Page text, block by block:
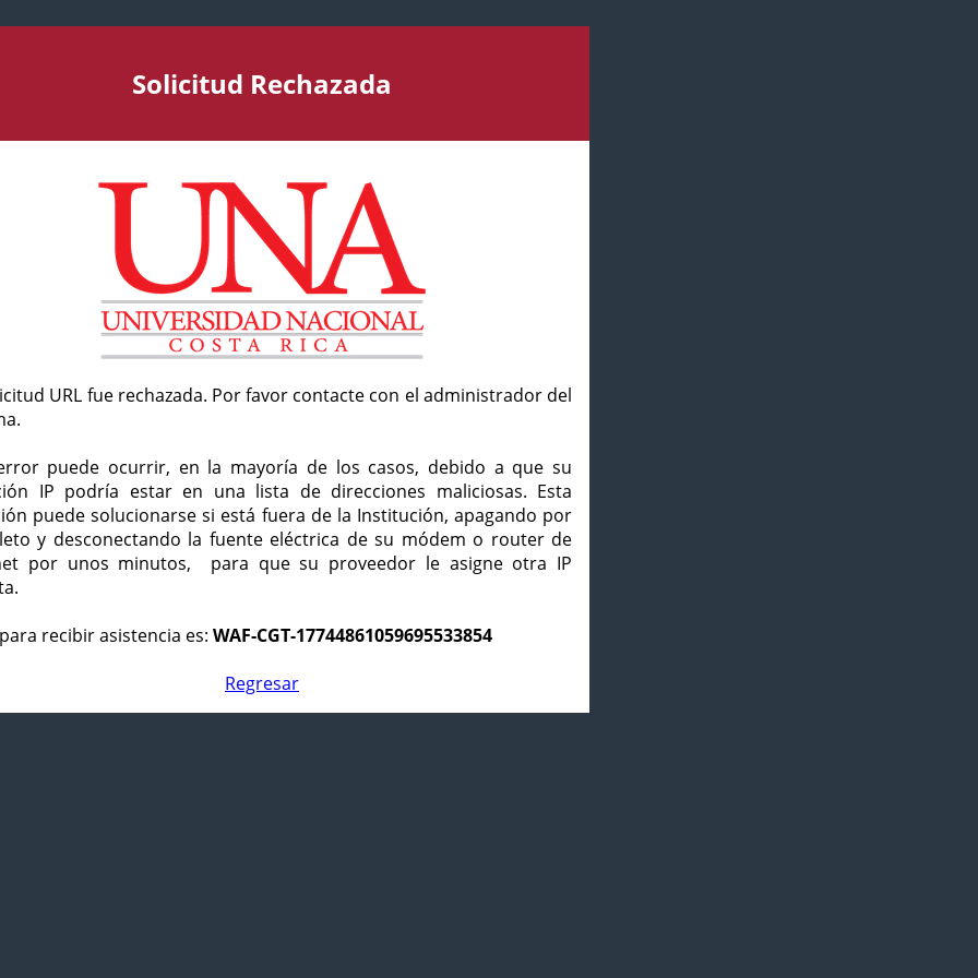
Solicitud Rechazada
URL fue rechazada. Por favor contacte con el administrador del
puede ocurrir, en la mayoría de los casos, debido a que su
IP podría estar en una lista de direcciones maliciosas. Esta
puede solucionarse si está fuera de la Institución, apagando por
y desconectando la fuente eléctrica de su módem o router de
por unos minutos, para que su proveedor le asigne otra IP
recibir asistencia es: WAF-CGT-17744861059695533854
Regresar